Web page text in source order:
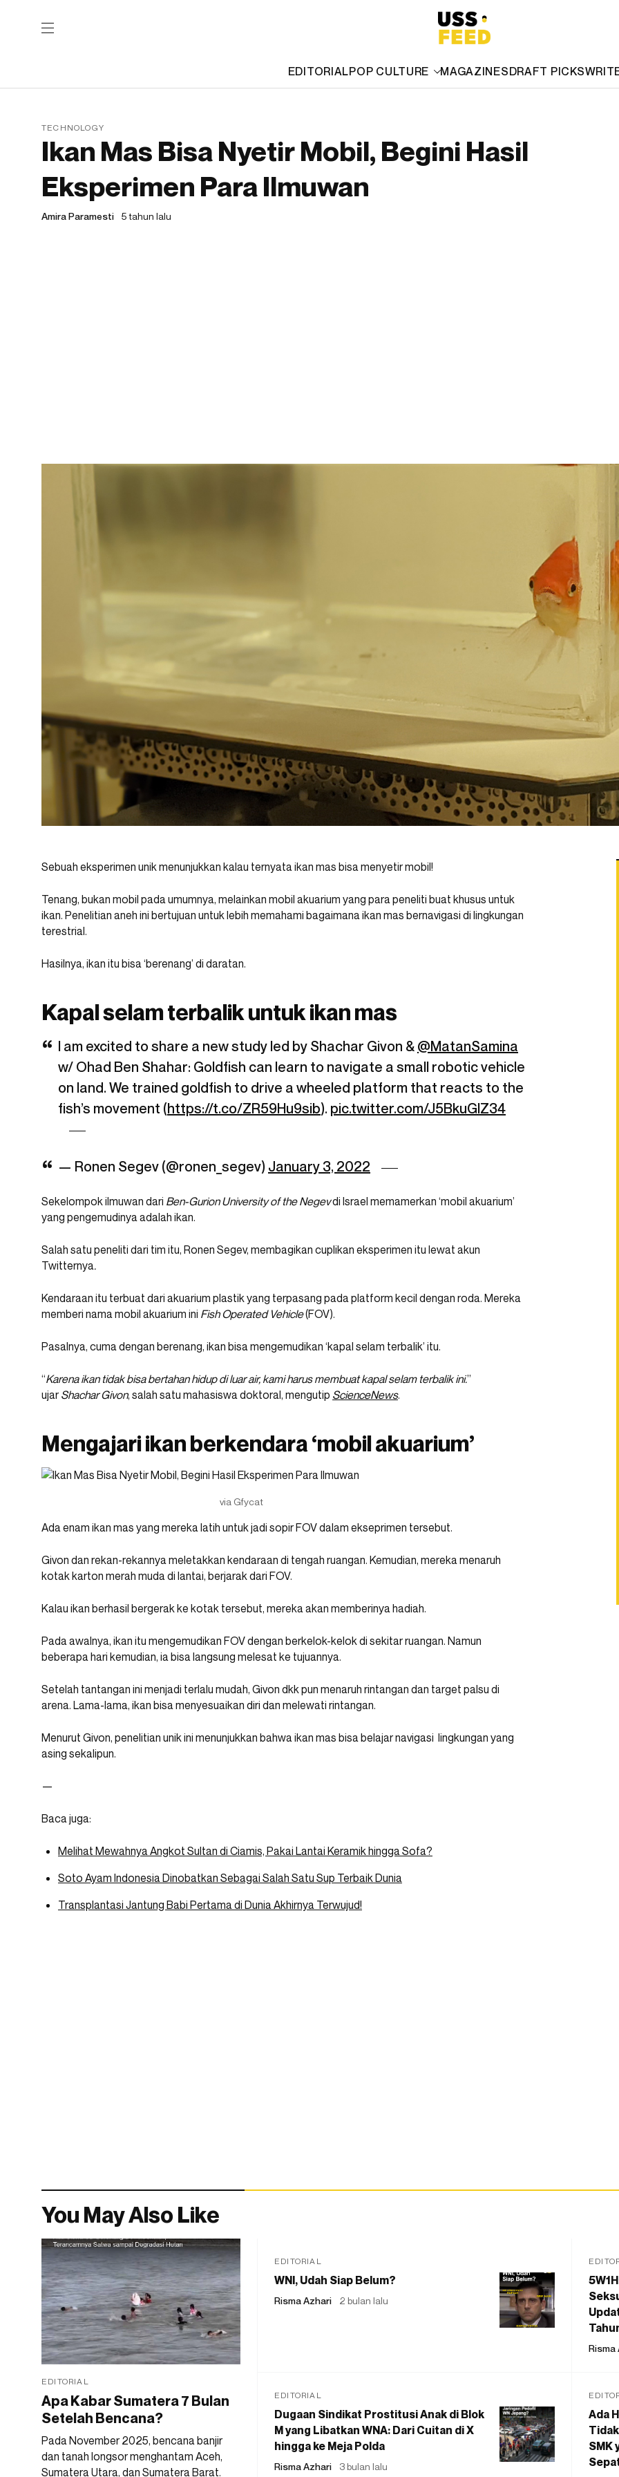
EDITORIALPOP CULTURE MAGAZINESDRAFT PICKS
TECHNOLOGY
Ikan Mas Bisa Nyetir Mobil, Begini Hasil
Eksperimen Para Ilmuwan
Amira Paramesti 5 tahun lalu
Sebuah eksperimen unik menunjukkan kalau ternyata ikan mas bisa menyetir mobil!
Tenang, bukan mobil pada umumnya, melainkan mobil akuarium yang para peneliti buat khusus untuk
ikan. Penelitian aneh ini bertujuan untuk lebih memahami bagaimana ikan mas bernavigasi di lingkungan
terestrial.
Hasilnya, ikan itu bisa ‘berenang’ di daratan.
Kapal selam terbalik untuk ikan mas
I am excited to share a new study led by Shachar Givon & @MatanSamina
w/ Ohad Ben Shahar: Goldfish can learn to navigate a small robotic vehicle
on land. We trained goldfish to drive a wheeled platform that reacts to the
fish’s movement (https://t.co/ZR59Hu9sib). pic.twitter.com/J5BkuGlZ34
— Ronen Segev (@ronen_segev) January 3, 2022
Sekelompok ilmuwan dari Ben-Gurion University of the Negevdi Israel memamerkan ‘mobil akuarium’
yang pengemudinya adalah ikan.
Salah satu peneliti dari tim itu, Ronen Segev, membagikan cuplikan eksperimen itu lewat akun
Twitternya.
Kendaraan itu terbuat dari akuarium plastik yang terpasang pada platform kecil dengan roda. Mereka
memberi nama mobil akuarium ini Fish Operated Vehicle(FOV).
Pasalnya, cuma dengan berenang, ikan bisa mengemudikan ‘kapal selam terbalik’ itu.
“Karena ikan tidak bisa bertahan hidup di luar air, kami harus membuat kapal selam terbalik ini.”
ujar Shachar Givon, salah satu mahasiswa doktoral, mengutip ScienceNews.
Mengajari ikan berkendara ‘mobil akuarium’
via Gfycat
Ada enam ikan mas yang mereka latih untuk jadi sopir FOV dalam ekseprimen tersebut.
Givon dan rekan-rekannya meletakkan kendaraan di tengah ruangan. Kemudian, mereka menaruh
kotak karton merah muda di lantai, berjarak dari FOV.
Kalau ikan berhasil bergerak ke kotak tersebut, mereka akan memberinya hadiah.
Pada awalnya, ikan itu mengemudikan FOV dengan berkelok-kelok di sekitar ruangan. Namun
beberapa hari kemudian, ia bisa langsung melesat ke tujuannya.
Setelah tantangan ini menjadi terlalu mudah, Givon dkk pun menaruh rintangan dan target palsu di
arena. Lama-lama, ikan bisa menyesuaikan diri dan melewati rintangan.
Menurut Givon, penelitian unik ini menunjukkan bahwa ikan mas bisa belajar navigasi lingkungan yang
asing sekalipun.
—
Baca juga:
Melihat Mewahnya Angkot Sultan di Ciamis, Pakai Lantai Keramik hingga Sofa?
Soto Ayam Indonesia Dinobatkan Sebagai Salah Satu Sup Terbaik Dunia
Transplantasi Jantung Babi Pertama di Dunia Akhirnya Terwujud!
You May Also Like
EDITORIAL
Apa Kabar Sumatera 7 Bulan
Setelah Bencana?
Pada November 2025, bencana banjir
dan tanah longsor menghantam Aceh,
Sumatera Utara, dan Sumatera Barat.
EDITORIAL
WNI, Udah Siap Belum?
Risma Azhari 2 bulan lalu
Risma
EDITORIAL
Dugaan Sindikat Prostitusi Anak di Blok
M yang Libatkan WNA: Dari Cuitan di X
hingga ke Meja Polda
Risma Azhari 3 bulan lalu
Ada
SMK